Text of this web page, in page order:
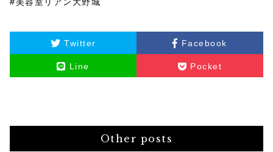
Twitter Facebook
Line Pocket
Other posts